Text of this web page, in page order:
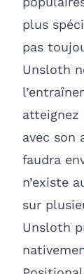
plus
pas
Unsloth
atteignez
avec son
faudra
n’existe
sur
Unsloth